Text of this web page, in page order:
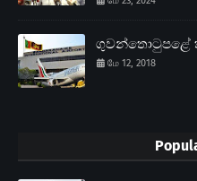
ගුවන්තොටුපළේ
மே 12, 2018